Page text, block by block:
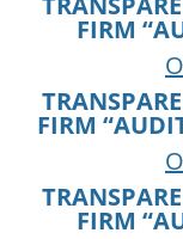
FIRM
FIRM
FIRM